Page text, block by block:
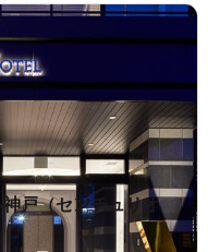
戸（センチュリオ